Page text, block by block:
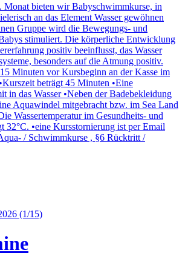
Monat bieten wir Babyschwimmkurse, in
an das Element Wasser gewöhnen
Gruppe wird die Bewegungs- und
stimuliert. Die körperliche Entwicklung
positiv beeinflusst, das Wasser
besonders auf die Atmung positiv.
Minuten vor Kursbeginn an der Kasse im
beträgt 45 Minuten •Eine
in das Wasser •Neben der Badebekleidung
Aquawindel mitgebracht bzw. im Sea Land
Wassertemperatur im Gesundheits- und
32°C. •eine Kursstornierung ist per Email
/ Schwimmkurse , §6 Rücktritt /
(1/15)